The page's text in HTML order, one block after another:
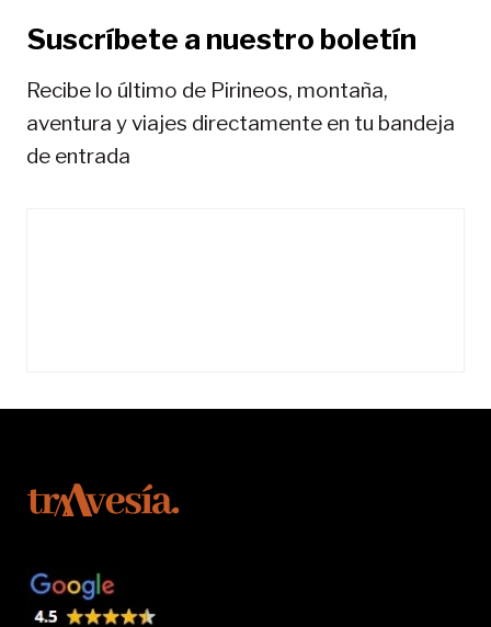
s
Suscríbete a nuestro boletín
Recibe lo último de Pirineos, montaña,
aventura y viajes directamente en tu bandeja
de entrada